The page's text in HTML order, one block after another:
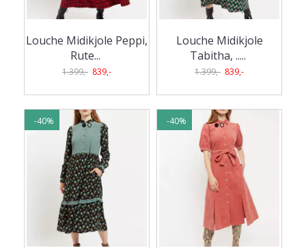
Louche Midikjole Peppi,
Rute...
1.399,- 839,-
Louche Midikjole
Tabitha, .....
1.399,- 839,-
-40% -40%